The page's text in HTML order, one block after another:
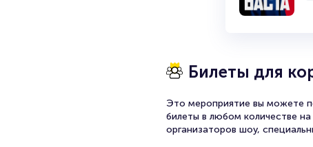
Музыкальный стиль: панк-рок
Тексты отличаются остротой
барабанные партии.
DIY-идеология:
Билеты для
Это мероприятие вы можете
билеты в любом количестве
организаторов шоу,